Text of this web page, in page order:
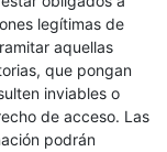
legítimas de
aquellas
que pongan
inviables o
de acceso. Las
podrán